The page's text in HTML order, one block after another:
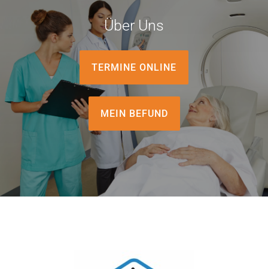
Leistungen
Für Patienten
Für Ärzte
Aktuelles
Termin/Wartezeiten
Über Uns
TERMINE ONLINE
MEIN BEFUND